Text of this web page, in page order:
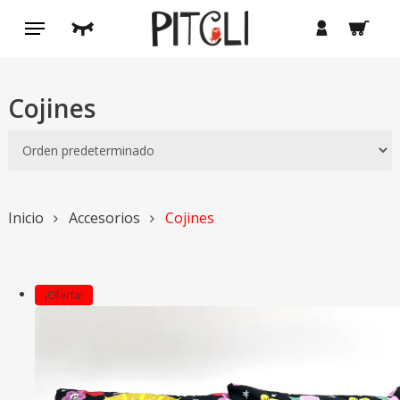
buscar cuenta
Menú
Cojines
Inicio Accesorios Cojines
¡Oferta!